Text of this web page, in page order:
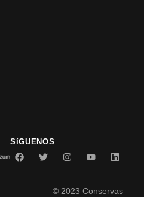
SíGUENOS
© 2023 Conservas